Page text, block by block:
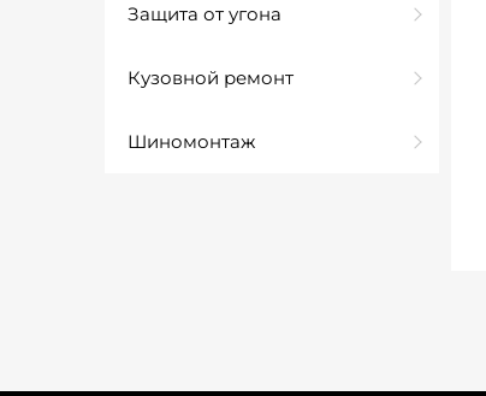
Защита от угона
Кузовной ремонт
Шиномонтаж